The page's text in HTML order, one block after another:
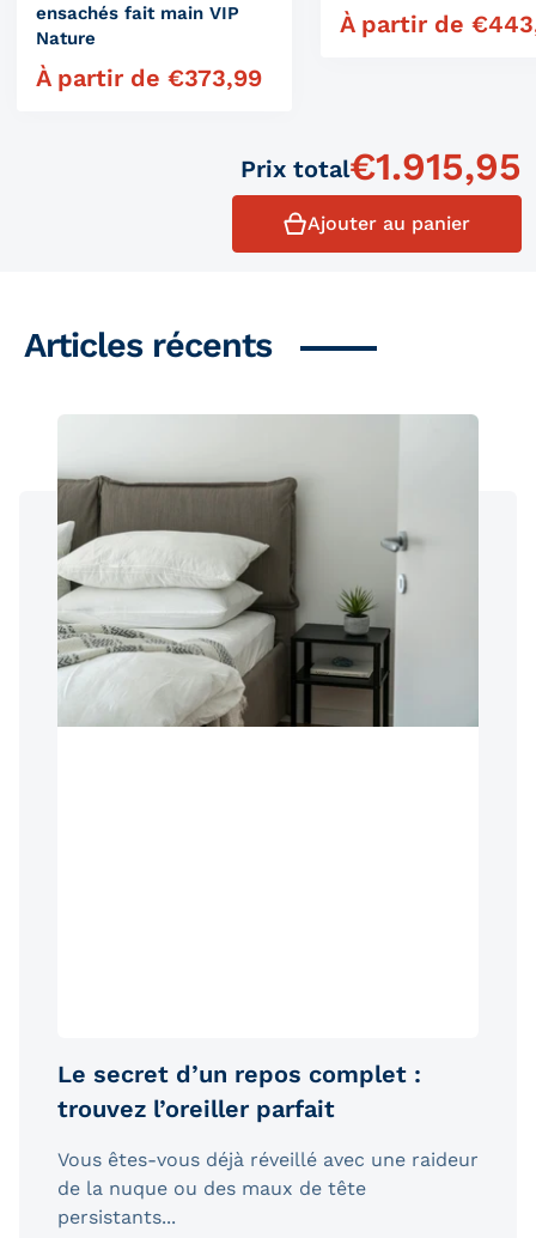
ensachés fait main VIP
Nature
Prix régulier
À partir de €373,99
Prix régulier
À partir de €
Prix ​​total€1.915,95
Ajouter au panier
Produits similaires
Articles récents
Le secret d’un repos complet :
trouvez l’oreiller parfait
Vous êtes-vous déjà réveillé avec une raideur
de la nuque ou des maux de tête
persistants...